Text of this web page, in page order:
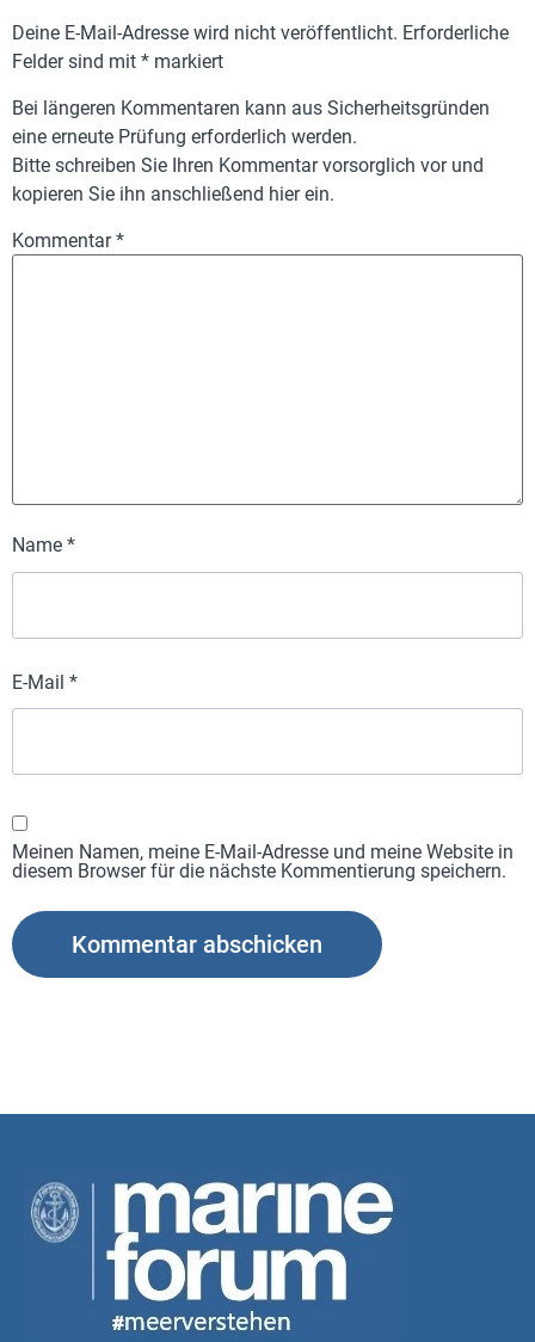
Deine E-Mail-Adresse wird nicht veröffentlicht. Erforderliche
Felder sind mit * markiert
Bei längeren Kommentaren kann aus Sicherheitsgründen
eine erneute Prüfung erforderlich werden.
Bitte schreiben Sie Ihren Kommentar vorsorglich vor und
kopieren Sie ihn anschließend hier ein.
Kommentar*
Name *
E-Mail *
Meinen Namen, meine E-Mail-Adresse und meine Website in
diesem Browser für die nächste Kommentierung speichern.